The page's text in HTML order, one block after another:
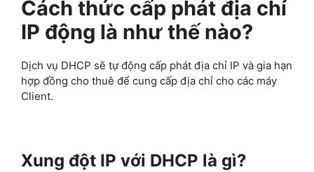
Cách thức cấp phát địa chỉ
IP động là như thế nào?
Dịch vụ DHCP sẽ tự động cấp phát địa chỉ IP và gia hạn
hợp đồng cho thuê để cung cấp địa chỉ cho các máy
Client.
Xung đột IP với DHCP là gì?